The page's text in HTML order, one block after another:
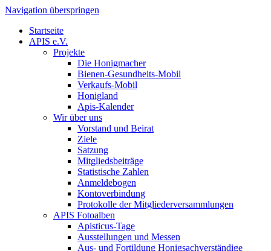
Navigation überspringen
Startseite
APIS e.V.
Projekte
Die Honigmacher
Bienen-Gesundheits-Mobil
Verkaufs-Mobil
Honigland
Apis-Kalender
Wir über uns
Vorstand und Beirat
Ziele
Satzung
Mitgliedsbeiträge
Statistische Zahlen
Anmeldebogen
Kontoverbindung
Protokolle der Mitgliederversammlungen
APIS Fotoalben
Apisticus-Tage
Ausstellungen und Messen
Aus- und Fortildung Honigsachverständige